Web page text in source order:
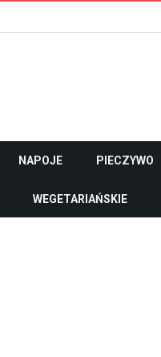
NAPOJE PIECZYWO
WEGETARIAŃSKIE